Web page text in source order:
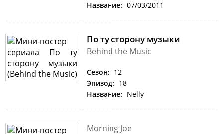
Название: 07/03/2011
По ту сторону музыки
Behind the Music
Сезон: 12
Эпизод: 18
Название: Nelly
Morning Joe